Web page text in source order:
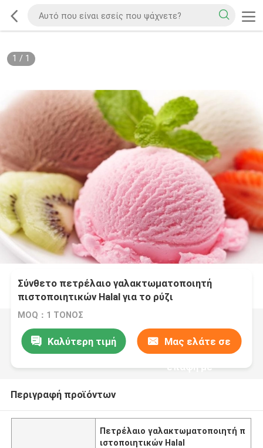
1 / 1
Σύνθετο πετρέλαιο γαλακτωματοποιητή
πιστοποιητικών Halal για το ρύζι
MOQ：1 ΤΟΝΟΣ
Καλύτερη τιμή Μας ελάτε σε
επαφή με
Περιγραφή προϊόντων
Πετρέλαιο γαλακτωματοποιητή π
ιστοποιητικών Halal